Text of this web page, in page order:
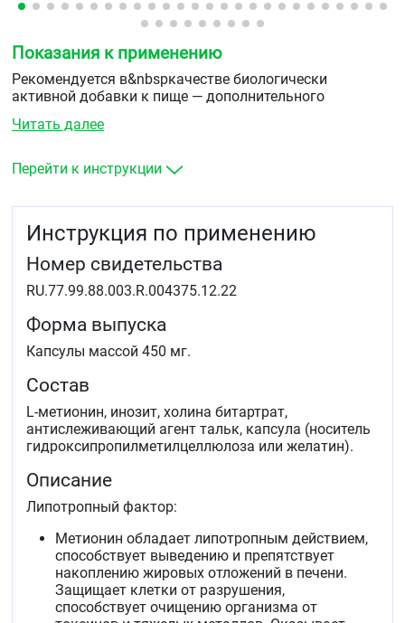
Показания к применению
Рекомендуется в&nbspкачестве биологически
активной добавки к пище — дополнительного
Читать далее
Перейти к инструкции
Инструкция по применению
Номер свидетельства
RU.77.99.88.003.R.004375.12.22
Форма выпуска
Капсулы массой 450 мг.
Состав
L-метионин, инозит, холина битартрат,
антислеживающий агент тальк, капсула (носитель
гидроксипропилметилцеллюлоза или желатин).
Описание
Липотропный фактор:
Метионин обладает липотропным действием,
способствует выведению и препятствует
накоплению жировых отложений в печени.
Защищает клетки от разрушения,
способствует очищению организма от